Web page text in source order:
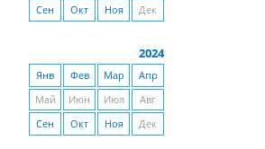
Сен
Окт Ноя Дек
2024
Янв Фев Мар
Апр
Май
Июн Июл
Авг
Сен
Окт Ноя Дек